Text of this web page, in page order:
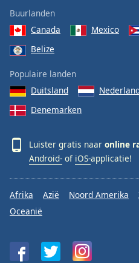
Buurlanden
Canada
Mexico
Belize
Populaire landen
Duitsland
Denemarken
Luister gratis naar online
Android- of iOS-applicatie!
Afrika Azië Noord Amerika
Oceanië